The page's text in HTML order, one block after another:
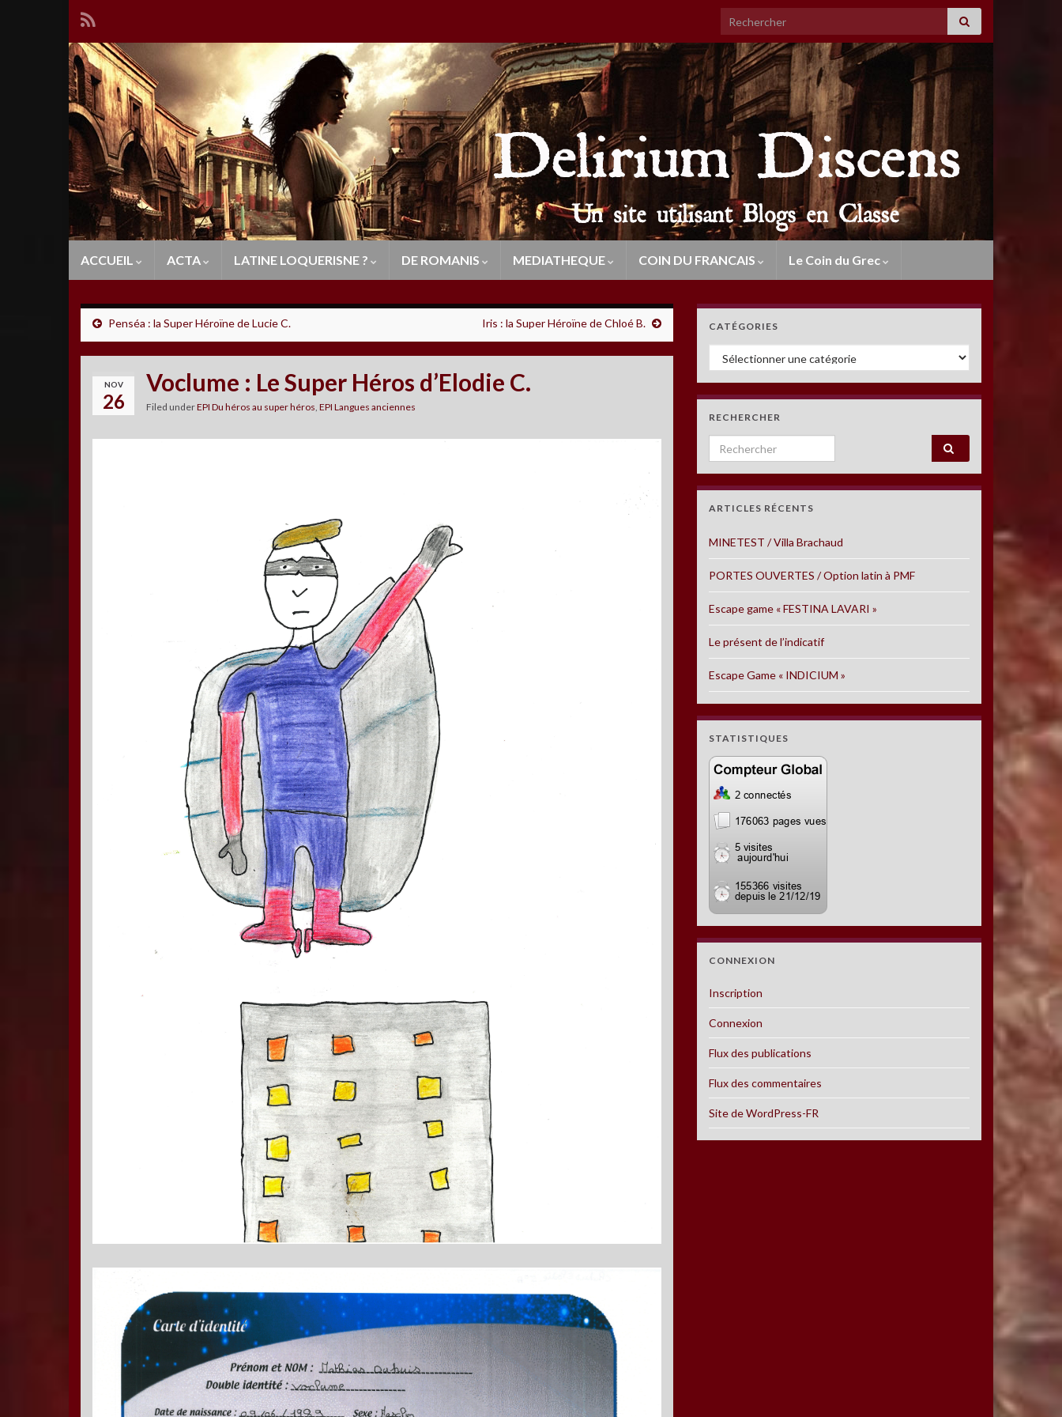
Search for:
ACCUEIL ACTA LATINE LOQUERISNE ? DE ROMANIS MEDIATHEQUE COIN DU FRANCAIS Le Coin du Grec
Penséa : la Super Héroïne de Lucie C. Iris : la Super Héroïne de Chloé B.
NOV
26
Voclume : Le Super Héros d’Elodie C.
Filed underEPI Du héros au super héros, EPI Langues anciennes
CATÉGORIES
Catégories
RECHERCHER
Search for:
ARTICLES RÉCENTS
MINETEST / Villa Brachaud
PORTES OUVERTES / Option latin à PMF
Escape game « FESTINA LAVARI »
Le présent de l’indicatif
Escape Game « INDICIUM »
STATISTIQUES
CONNEXION
Inscription
Connexion
Flux des publications
Flux des commentaires
Site de WordPress-FR